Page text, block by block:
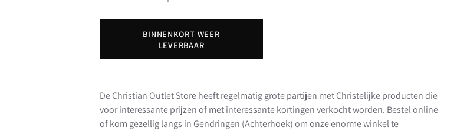
BINNENKORT WEER
LEVERBAAR
De Christian Outlet Store heeft regelmatig grote partijen met Christelijke producten die
voor interessante prijzen of met interessante kortingen verkocht worden. Bestel online
of kom gezellig langs in Gendringen (Achterhoek) om onze enorme winkel te